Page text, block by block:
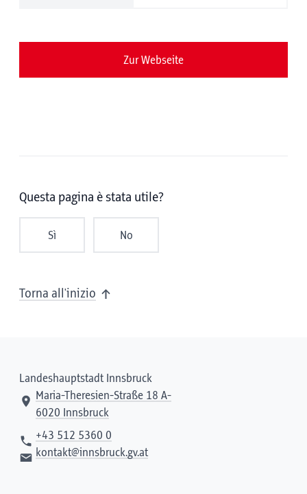
Zur Webseite
Questa pagina è stata utile?
Sì No
Torna all'inizio
Landeshauptstadt Innsbruck
Maria-Theresien-Straße 18 A-
6020 Innsbruck
+43 512 5360 0
kontakt@innsbruck.gv.at